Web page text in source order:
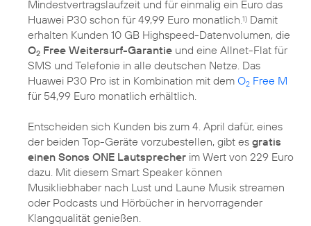
Mindestvertragslaufzeit und für einmalig ein Euro das
Huawei P30 schon für 49,99 Euro monatlich.1) Damit
erhalten Kunden 10 GB Highspeed-Datenvolumen, die
O2 Free Weitersurf-Garantie und eine Allnet-Flat für
SMS und Telefonie in alle deutschen Netze. Das
Huawei P30 Pro ist in Kombination mit dem O2 Free M
für 54,99 Euro monatlich erhältlich.
Entscheiden sich Kunden bis zum 4. April dafür, eines
der beiden Top-Geräte vorzubestellen, gibt es gratis
einen Sonos ONE Lautsprecher im Wert von 229 Euro
dazu. Mit diesem Smart Speaker können
Musikliebhaber nach Lust und Laune Musik streamen
oder Podcasts und Hörbücher in hervorragender
Klangqualität genießen.